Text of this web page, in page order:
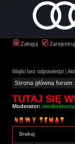
Zaloguj Zarejestruj
Wątki bez odpowiedzi |
Strona główna forum
TUTAJ SIĘ
Moderator: moderatorzy
Drukuj